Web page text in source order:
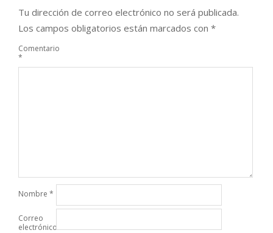
Tu dirección de correo electrónico no será publicada.
Los campos obligatorios están marcados con *
Comentario
*
Nombre *
Correo
electrónico